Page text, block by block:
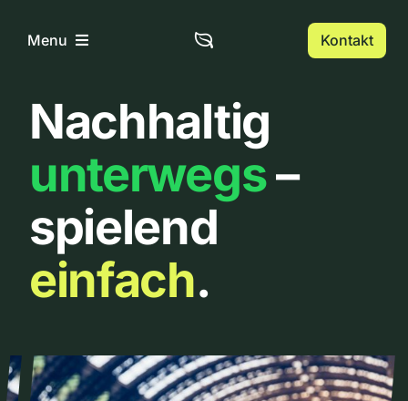
InhaltMenu
Home
Über uns
Urbanlist
Kontakt
Nachhaltig
unterwegs–
spielend
einfach.